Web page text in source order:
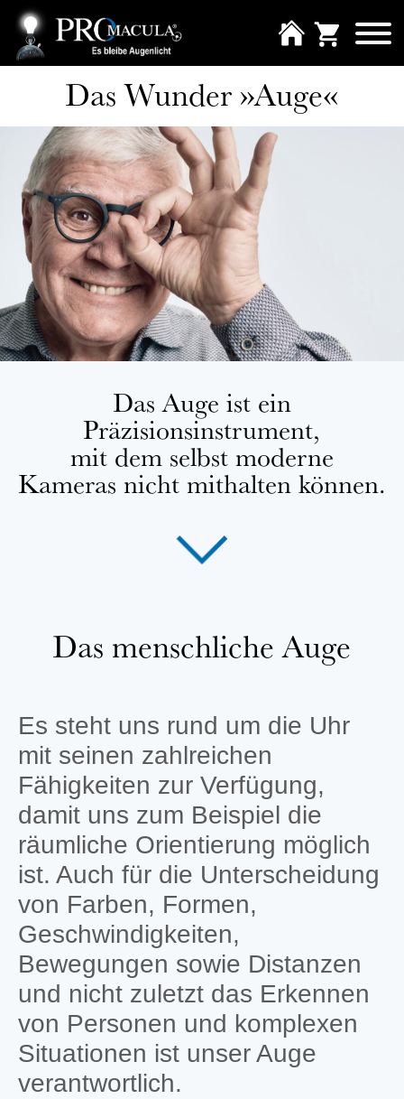
Das Wunder »Auge«
Das Auge ist ein
Präzisionsinstrument,
mit dem selbst moderne
Kameras nicht mithalten können.
Das menschliche Auge
Es steht uns rund um die Uhr
mit seinen zahlreichen
Fähigkeiten zur Verfügung,
damit uns zum Beispiel die
räumliche Orientierung möglich
ist. Auch für die Unterscheidung
von Farben, Formen,
Geschwindigkeiten,
Bewegungen sowie Distanzen
und nicht zuletzt das Erkennen
von Personen und komplexen
Situationen ist unser Auge
verantwortlich.